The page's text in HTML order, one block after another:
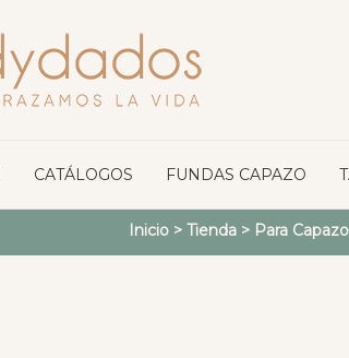
CATÁLOGOS FUNDAS CAPAZO
Inicio> Tienda> Para Capazo